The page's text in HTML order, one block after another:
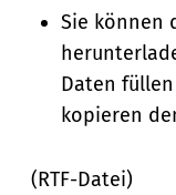
Sie können
Daten
kopieren
(RTF-Datei)